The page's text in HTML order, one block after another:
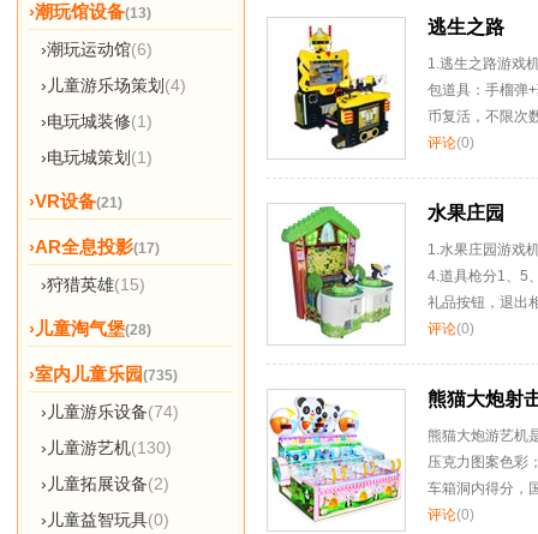
›潮玩馆设备(13)
›潮玩运动馆(6)
›儿童游乐场策划 (4)
›电玩城装修(1)
›电玩城策划 (1)
›VR设备(21)
›AR全息投影(17)
›狩猎英雄(15)
›儿童淘气堡(28)
›室内儿童乐园(735)
›儿童游乐设备(74)
›儿童游艺机(130)
›儿童拓展设备(2)
›儿童益智玩具(0)
逃生之路
1.逃生之路游戏
包道具：手榴弹
币复活，不限次
评论(0)
水果庄园
1.水果庄园游戏
4.道具枪分1、5
礼品按钮，退出
评论(0)
熊猫大炮射
熊猫大炮游艺机
压克力图案色彩
车箱洞内得分，
评论(0)